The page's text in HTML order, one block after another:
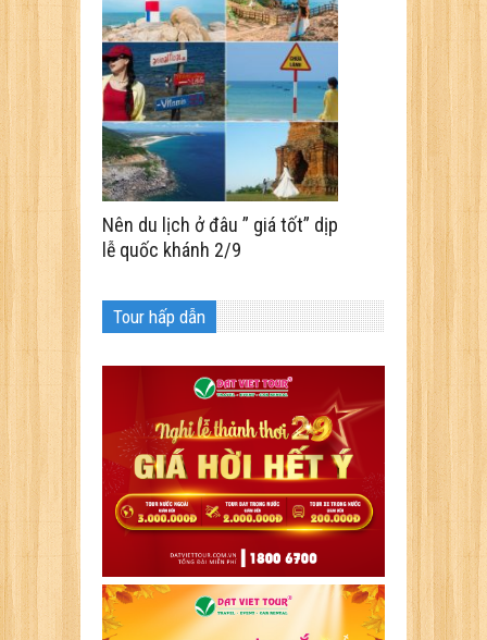
Nên du lịch ở đâu ” giá tốt” dịp
lễ quốc khánh 2/9
Tour hấp dẫn